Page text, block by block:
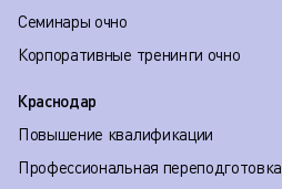
Семинары очно
Корпоративные тренинги очно
Краснодар
Повышение квалификации
Профессиональная переподготовка